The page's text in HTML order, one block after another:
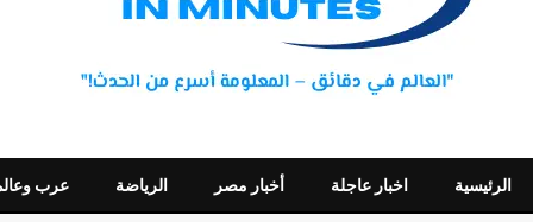
الرئيسية اخبار عاجلة أخبار مصر الرياضة عرب